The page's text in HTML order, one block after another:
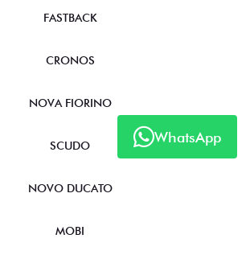
WhatsApp
FASTBACK
CRONOS
NOVA FIORINO
SCUDO
NOVO DUCATO
MOBI